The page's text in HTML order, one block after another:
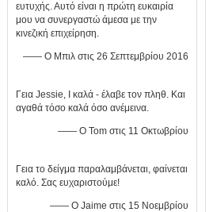
ευτυχής. Αυτό είναι η πρώτη ευκαιρία
μου να συνεργαστώ άμεσα με την
κινεζική επιχείρηση.
—— Ο Μπιλ στις 26 Σεπτεμβρίου 2016
Γεια Jessie, Ι καλά - έλαβε τον πληθ. Και
αγαθά τόσο καλά όσο ανέμεινα.
—— Ο Tom στις 11 Οκτωβρίου
Γεια το δείγμα παραλαμβάνεται, φαίνεται
καλό. Σας ευχαριστούμε!
—— Ο Jaime στις 15 Νοεμβρίου